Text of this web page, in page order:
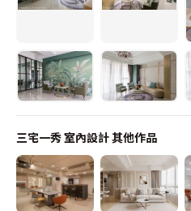
三宅一秀 室內設計其他作品